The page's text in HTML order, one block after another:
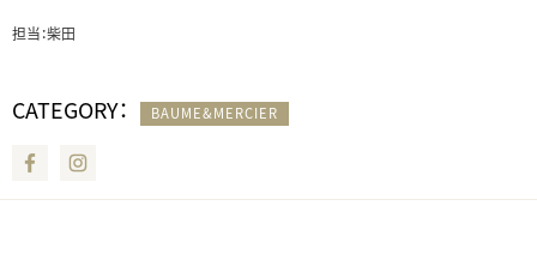
担当：柴田
CATEGORY： BAUME&MERCIER
Facebook